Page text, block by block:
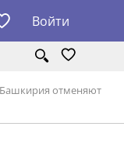
Войти
Башкирия отменяют